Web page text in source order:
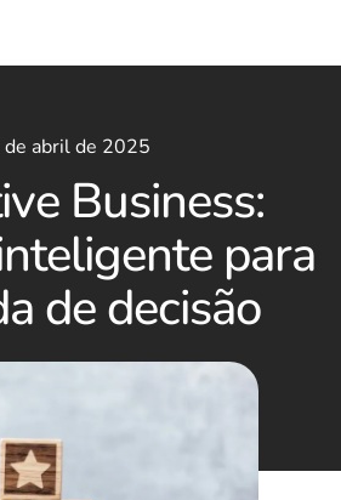
de abril de 2025
Business:
para
de decisão